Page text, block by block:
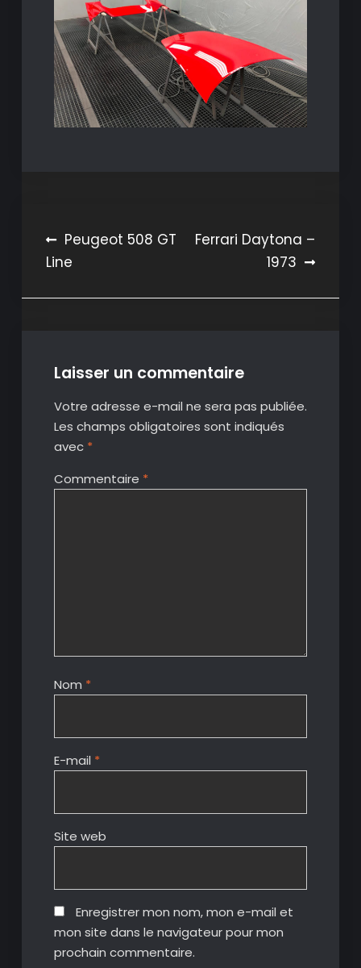
Navigation
de
l’article
Peugeot 508 GT
Line
Ferrari Daytona –
1973
Laisser un commentaire
Votre adresse e-mail ne sera pas publiée.
Les champs obligatoires sont indiqués
avec *
Commentaire *
Nom *
E-mail *
Site web
Enregistrer mon nom, mon e-mail et
mon site dans le navigateur pour mon
prochain commentaire.